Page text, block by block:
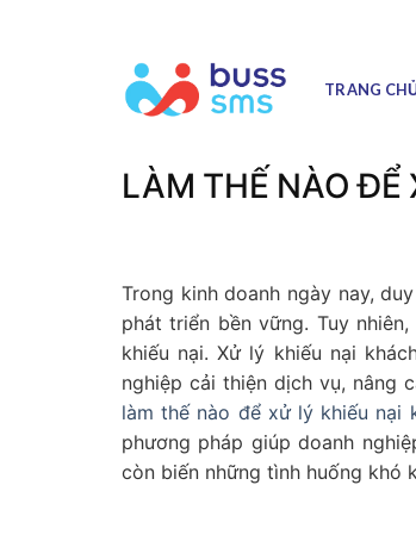
TRANG
LÀM THẾ NÀO ĐỂ
Trong kinh doanh ngày nay,
phát triển bền vững. Tuy
khiếu nại. Xử lý khiếu nại
nghiệp cải thiện dịch vụ, nâng
làm thế nào để xử lý khiếu nại
phương pháp giúp doanh
còn biến những tình huống khó